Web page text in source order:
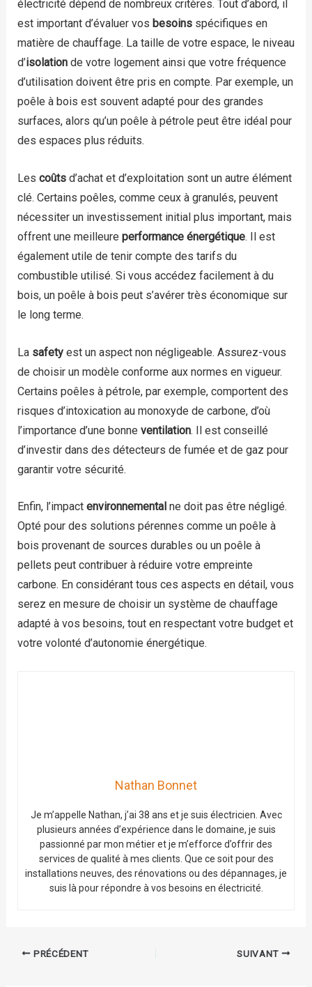
électricité dépend de nombreux critères. Tout d’abord, il
est important d’évaluer vos besoinsspécifiques en
matière de chauffage. La taille de votre espace, le niveau
d’isolationde votre logement ainsi que votre fréquence
d’utilisation doivent être pris en compte. Par exemple, un
poêle à bois est souvent adapté pour des grandes
surfaces, alors qu’un poêle à pétrole peut être idéal pour
des espaces plus réduits.
Les coûtsd’achat et d’exploitation sont un autre élément
clé. Certains poêles, comme ceux à granulés, peuvent
nécessiter un investissement initial plus important, mais
offrent une meilleure performance énergétique. Il est
également utile de tenir compte des tarifs du
combustible utilisé. Si vous accédez facilement à du
bois, un poêle à bois peut s’avérer très économique sur
le long terme.
La safetyest un aspect non négligeable. Assurez-vous
de choisir un modèle conforme aux normes en vigueur.
Certains poêles à pétrole, par exemple, comportent des
risques d’intoxication au monoxyde de carbone, d’où
l’importance d’une bonne ventilation. Il est conseillé
d’investir dans des détecteurs de fumée et de gaz pour
garantir votre sécurité.
Enfin, l’impact environnemental ne doit pas être négligé.
Opté pour des solutions pérennes comme un poêle à
bois provenant de sources durables ou un poêle à
pellets peut contribuer à réduire votre empreinte
carbone. En considérant tous ces aspects en détail, vous
serez en mesure de choisir un système de chauffage
adapté à vos besoins, tout en respectant votre budget et
votre volonté d’autonomie énergétique.
Nathan Bonnet
Je m’appelle Nathan, j’ai 38 ans et je suis électricien. Avec
plusieurs années d’expérience dans le domaine, je suis
passionné par mon métier et je m’efforce d’offrir des
services de qualité à mes clients. Que ce soit pour des
installations neuves, des rénovations ou des dépannages, je
suis là pour répondre à vos besoins en électricité.
PRÉCÉDENT SUIVANT